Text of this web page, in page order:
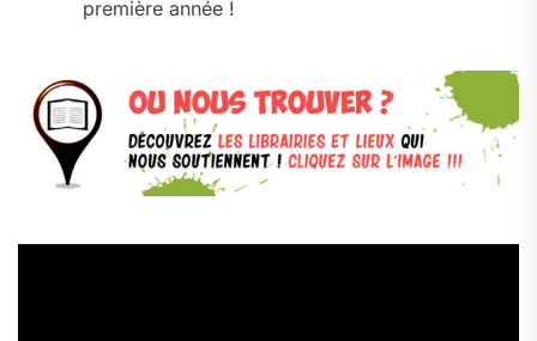
première année !